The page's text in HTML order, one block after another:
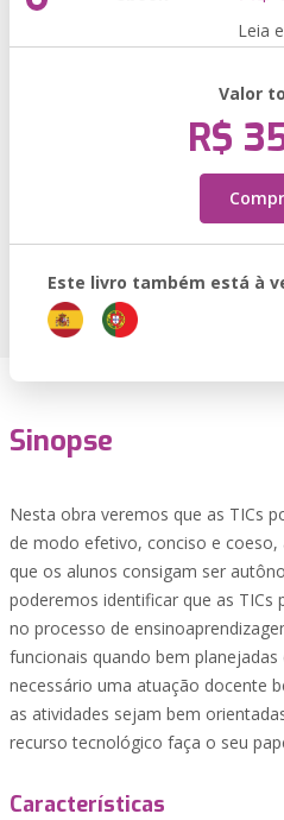
Leia
Valor
R$
Este livro também está à
Sinopse
Nesta obra veremos que as TICs
de modo efetivo, conciso e
que os alunos consigam ser
poderemos identificar que as
no processo de
funcionais quando bem
necessário uma atuação docente
as atividades sejam bem
recurso tecnológico faça o seu
Características